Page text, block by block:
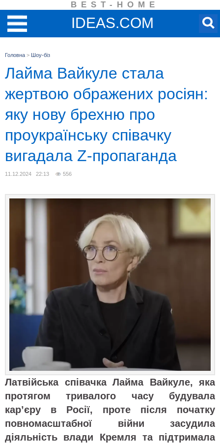
BEST-HOME
IDEAS.COM
Головна > Шоу-біз
Лайма Вайкуле стала
жертвою ображених росіян:
яку нову брехню про
проукраїнську співачку
вигадала Z-пропаганда
11.12.2024 22:13 556
Латвійська співачка Лайма Вайкуле, яка
протягом тривалого часу будувала
кар’єру в Росії, проте після початку
повномасштабної війни засудила
діяльність влади Кремля та підтримала